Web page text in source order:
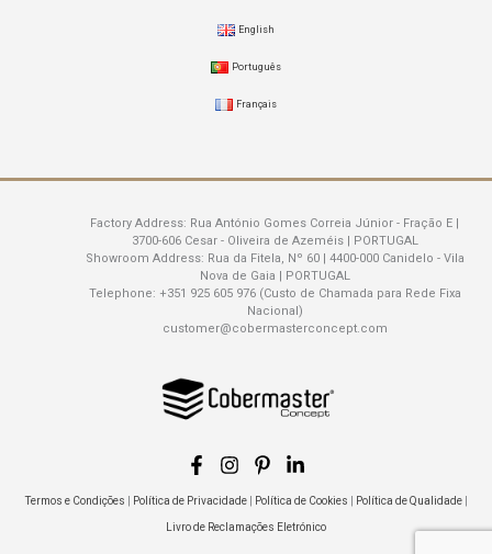
English
Português
Français
Factory Address: Rua António Gomes Correia Júnior - Fração E |
3700-606 Cesar - Oliveira de Azeméis | PORTUGAL
Showroom Address: Rua da Fitela, Nº 60 | 4400-000 Canidelo - Vila
Nova de Gaia | PORTUGAL
Telephone: +351 925 605 976 (Custo de Chamada para Rede Fixa
Nacional)
customer@cobermasterconcept.com
Termos e Condições Política de Privacidade| Política de Cookies Política de Qualidade|
Livro de Reclamações Eletrónico